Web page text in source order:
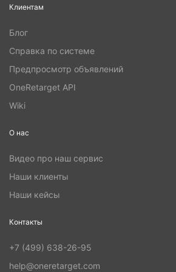
Клиентам
Блог
Справка по системе
Предпросмотр объявлений
OneRetarget API
Wiki
О нас
Видео про наш сервис
Наши клиенты
Наши кейсы
Контакты
+7 (499) 638-26-95
help@oneretarget.com